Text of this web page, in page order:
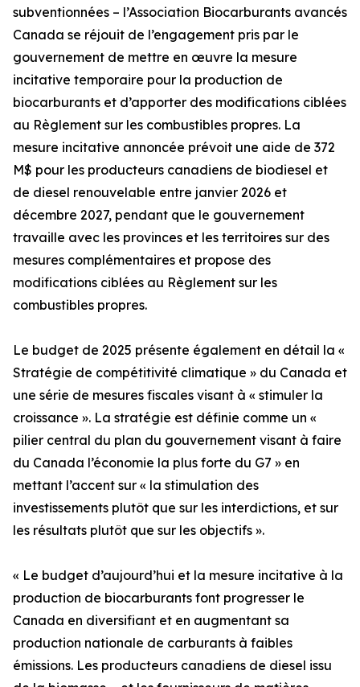
subventionnées – l’Association Biocarburants avancés
Canada se réjouit de l’engagement pris par le
gouvernement de mettre en œuvre la mesure
incitative temporaire pour la production de
biocarburants et d’apporter des modifications ciblées
au Règlement sur les combustibles propres. La
mesure incitative annoncée prévoit une aide de 372
M$ pour les producteurs canadiens de biodiesel et
de diesel renouvelable entre janvier 2026 et
décembre 2027, pendant que le gouvernement
travaille avec les provinces et les territoires sur des
mesures complémentaires et propose des
modifications ciblées au Règlement sur les
combustibles propres.
Le budget de 2025 présente également en détail la «
Stratégie de compétitivité climatique » du Canada et
une série de mesures fiscales visant à « stimuler la
croissance ». La stratégie est définie comme un «
pilier central du plan du gouvernement visant à faire
du Canada l’économie la plus forte du G7 » en
mettant l’accent sur « la stimulation des
investissements plutôt que sur les interdictions, et sur
les résultats plutôt que sur les objectifs ».
« Le budget d’aujourd’hui et la mesure incitative à la
production de biocarburants font progresser le
Canada en diversifiant et en augmentant sa
production nationale de carburants à faibles
émissions. Les producteurs canadiens de diesel issu